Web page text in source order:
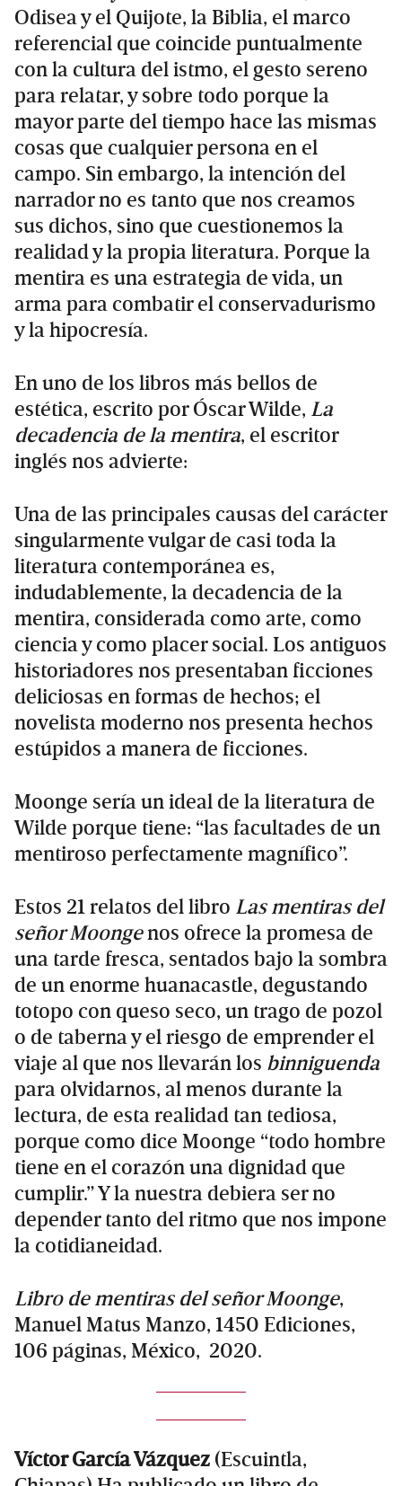
Odisea y el Quijote, la Biblia, el marco
referencial que coincide puntualmente
con la cultura del istmo, el gesto sereno
para relatar, y sobre todo porque la
mayor parte del tiempo hace las mismas
cosas que cualquier persona en el
campo. Sin embargo, la intención del
narrador no es tanto que nos creamos
sus dichos, sino que cuestionemos la
realidad y la propia literatura. Porque la
mentira es una estrategia de vida, un
arma para combatir el conservadurismo
y la hipocresía.
En uno de los libros más bellos de
estética, escrito por Óscar Wilde, La
decadencia de la mentira, el escritor
inglés nos advierte:
Una de las principales causas del carácter
singularmente vulgar de casi toda la
literatura contemporánea es,
indudablemente, la decadencia de la
mentira, considerada como arte, como
ciencia y como placer social. Los antiguos
historiadores nos presentaban ficciones
deliciosas en formas de hechos; el
novelista moderno nos presenta hechos
estúpidos a manera de ficciones.
Moonge sería un ideal de la literatura de
Wilde porque tiene: “las facultades de un
mentiroso perfectamente magnífico”.
Estos 21 relatos del libro Las mentiras del
señor Moongenos ofrece la promesa de
una tarde fresca, sentados bajo la sombra
de un enorme huanacastle, degustando
totopo con queso seco, un trago de pozol
o de taberna y el riesgo de emprender el
viaje al que nos llevarán los binniguenda
para olvidarnos, al menos durante la
lectura, de esta realidad tan tediosa,
porque como dice Moonge “todo hombre
tiene en el corazón una dignidad que
cumplir.” Y la nuestra debiera ser no
depender tanto del ritmo que nos impone
la cotidianeidad.
Libro de mentiras del señor Moonge,
Manuel Matus Manzo, 1450 Ediciones,
106 páginas, México, 2020.
Víctor García Vázquez (Escuintla,